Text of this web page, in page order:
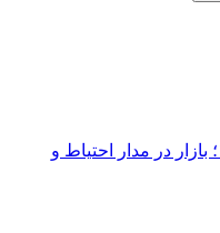
قیمت خودرو در ۱۴ مرداد ۱۴۰۵؛ بازار در مدار احتیاط و